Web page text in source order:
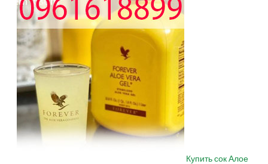
Купить сок Алое